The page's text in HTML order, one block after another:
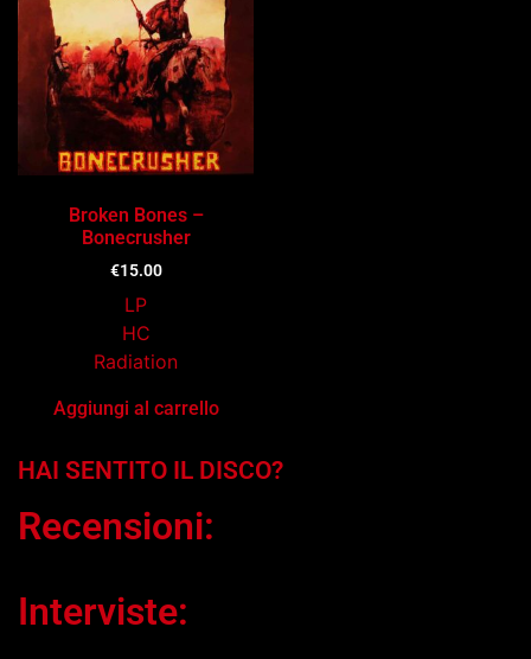
Broken Bones –
Bonecrusher
€15.00
LP
HC
Radiation
Aggiungi al carrello
HAI SENTITO IL DISCO?
Recensioni:
Interviste: